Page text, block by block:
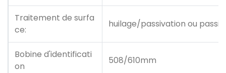
Traitement de surfa
ce:
huilage/passivation ou
Bobine d'identificati
on
508/610mm